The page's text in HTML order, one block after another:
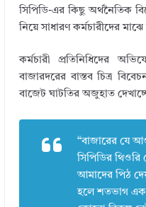
সিপিডি-এর কিছু অর্থনৈতিক
নিয়ে সাধারণ কর্মচারীদের
কর্মচারী প্রতিনিধিদের
বাজারদরের বাস্তব চিত্র
বাজেট ঘাটতির অজুহাত
“বাজারের যে
সিপিডির
আমাদের পিঠ
হলে শতভাগ